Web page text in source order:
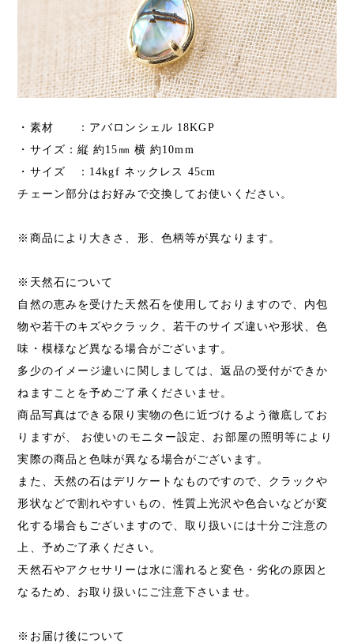
・素材 ：アバロンシェル 18KGP
・サイズ：縦 約15㎜ 横 約10mm
・サイズ ：14kgf ネックレス 45cm
チェーン部分はお好みで交換してお使いください。
※商品により大きさ、形、色柄等が異なります。
※天然石について
自然の恵みを受けた天然石を使用しておりますので、内包
物や若干のキズやクラック、若干のサイズ違いや形状、色
味・模様など異なる場合がございます。
多少のイメージ違いに関しましては、返品の受付ができか
ねますことを予めご了承くださいませ。
商品写真はできる限り実物の色に近づけるよう徹底してお
りますが、 お使いのモニター設定、お部屋の照明等により
実際の商品と色味が異なる場合がございます。
また、天然の石はデリケートなものですので、クラックや
形状などで割れやすいもの、性質上光沢や色合いなどが変
化する場合もございますので、取り扱いには十分ご注意の
上、予めご了承ください。
天然石やアクセサリーは水に濡れると変色・劣化の原因と
なるため、お取り扱いにご注意下さいませ。
※お届け後について